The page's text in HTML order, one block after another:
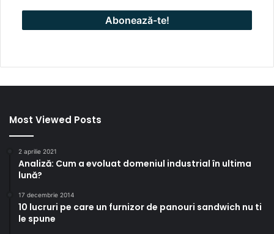
Most Viewed Posts
2 aprilie 2021
Analiză: Cum a evoluat domeniul industrial în ultima
lună?
17 decembrie 2014
10 lucruri pe care un furnizor de panouri sandwich nu ti
le spune